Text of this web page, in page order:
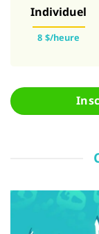
Individuel
8 $/heure